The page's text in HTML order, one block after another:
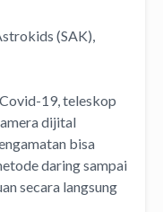
(SAK),
19, teleskop
dijital
bisa
daring sampai
secara langsung